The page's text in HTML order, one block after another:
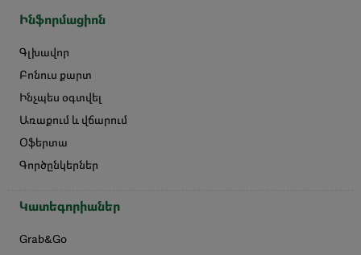
Ինֆորմացիոն
Գլխավոր
Բոնուս քարտ
Ինչպես օգտվել
Առաքում և վճարում
Օֆերտա
Գործընկերներ
Կատեգորիաներ
Grab&Go